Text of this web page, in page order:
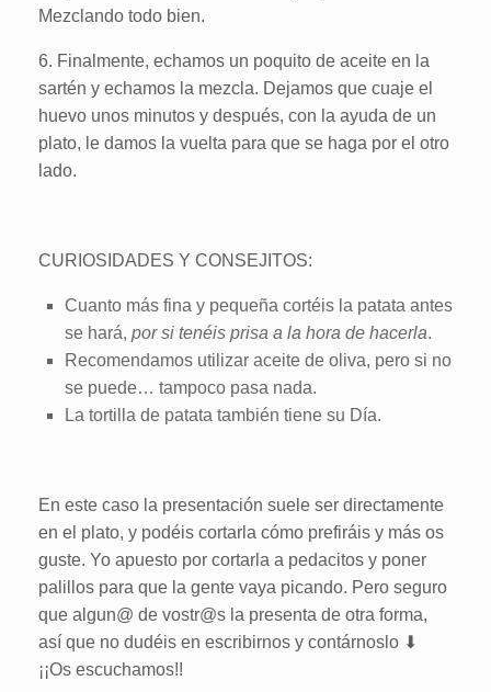
Mezclando todo bien.
6. Finalmente, echamos un poquito de aceite en la
sartén y echamos la mezcla. Dejamos que cuaje el
huevo unos minutos y después, con la ayuda de un
plato, le damos la vuelta para que se haga por el otro
lado.
CURIOSIDADES Y CONSEJITOS:
Cuanto más fina y pequeña cortéis la patata antes
se hará, por si tenéis prisa a la hora de hacerla.
Recomendamos utilizar aceite de oliva, pero si no
se puede… tampoco pasa nada.
La tortilla de patata también tiene su Día.
En este caso la presentación suele ser directamente
en el plato, y podéis cortarla cómo prefiráis y más os
guste. Yo apuesto por cortarla a pedacitos y poner
palillos para que la gente vaya picando. Pero seguro
que algun@ de vostr@s la presenta de otra forma,
así que no dudéis en escribirnos y contárnoslo ⬇
¡¡Os escuchamos!!